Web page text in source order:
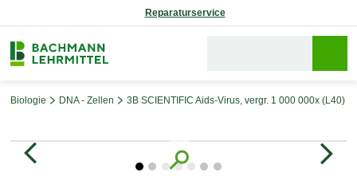
Reparaturservice
Biologie DNA - Zellen 3B SCIENTIFIC Aids-Virus, vergr. 1 000 000x (L40)
Bildergalerie überspringen